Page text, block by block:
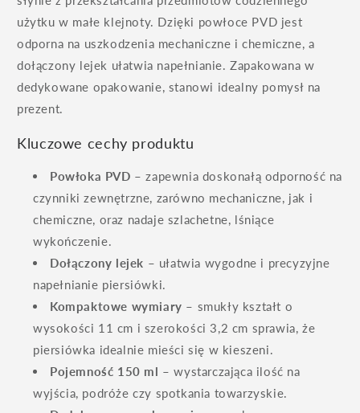
użytku w małe klejnoty. Dzięki powłoce PVD jest
odporna na uszkodzenia mechaniczne i chemiczne, a
dołączony lejek ułatwia napełnianie. Zapakowana w
dedykowane opakowanie, stanowi idealny pomysł na
prezent.
Kluczowe cechy produktu
Powłoka PVD – zapewnia doskonałą odporność na
czynniki zewnętrzne, zarówno mechaniczne, jak i
chemiczne, oraz nadaje szlachetne, lśniące
wykończenie.
Dołączony lejek – ułatwia wygodne i precyzyjne
napełnianie piersiówki.
Kompaktowe wymiary – smukły kształt o
wysokości 11 cm i szerokości 3,2 cm sprawia, że
piersiówka idealnie mieści się w kieszeni.
Pojemność 150 ml – wystarczająca ilość na
wyjścia, podróże czy spotkania towarzyskie.